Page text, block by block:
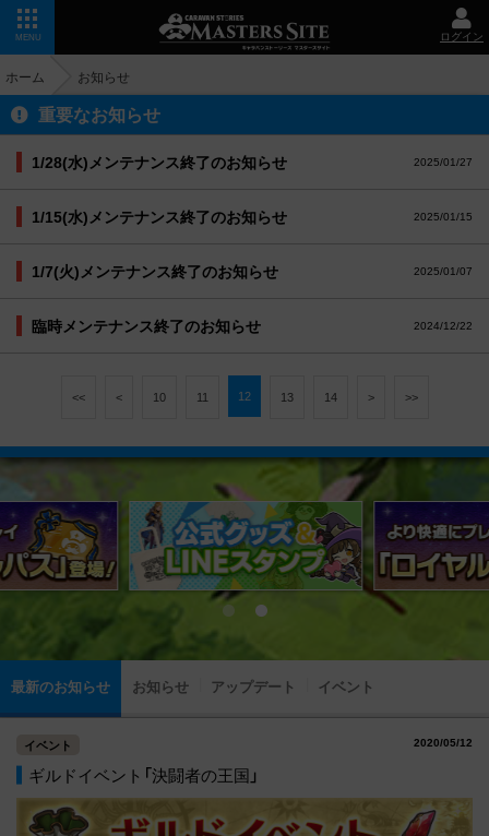
MENU ログイン
ホーム お知らせ
重要なお知らせ
1/28(水)メンテナンス終了のお知らせ 2025/01/27
1/15(水)メンテナンス終了のお知らせ 2025/01/15
1/7(火)メンテナンス終了のお知らせ 2025/01/07
臨時メンテナンス終了のお知らせ 2024/12/22
<< < 10 11 12 13 14 > >>
最新のお知らせ お知らせ アップデート イベント
イベント 2020/05/12
ギルドイベント「決闘者の王国」